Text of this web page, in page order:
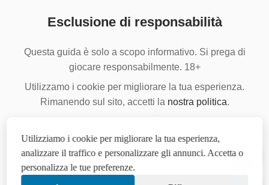
Esclusione di responsabilità
Questa guida è solo a scopo informativo. Si prega di
giocare responsabilmente. 18+
Utilizzamo i cookie per migliorare la tua esperienza.
Rimanendo sul sito, accetti la nostra politica.
ricevere una commissione se effettui un acquisto tramite
questi link, senza alcun costo aggiuntivo per te.
Se hai problemi di dipendenza dal gioco, puoi trovare
Utilizziamo i cookie per migliorare la tua esperienza,
analizzare il traffico e personalizzare gli annunci. Accetta o
personalizza le tue preferenze.